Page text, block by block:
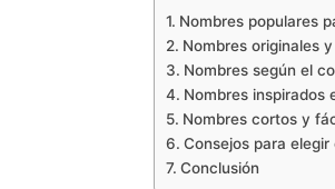
Nombres populares
Nombres originales
Nombres según el
Nombres inspirados
Nombres cortos y
Consejos para
Conclusión